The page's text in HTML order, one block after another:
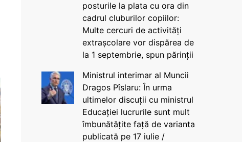
posturile la plata cu ora din
cadrul cluburilor copiilor:
Multe cercuri de activități
extrașcolare vor dispărea de
la 1 septembrie, spun părinții
Ministrul interimar al Muncii
Dragos Pîslaru: În urma
ultimelor discuții cu ministrul
Educației lucrurile sunt mult
îmbunătățite față de varianta
publicată pe 17 iulie /